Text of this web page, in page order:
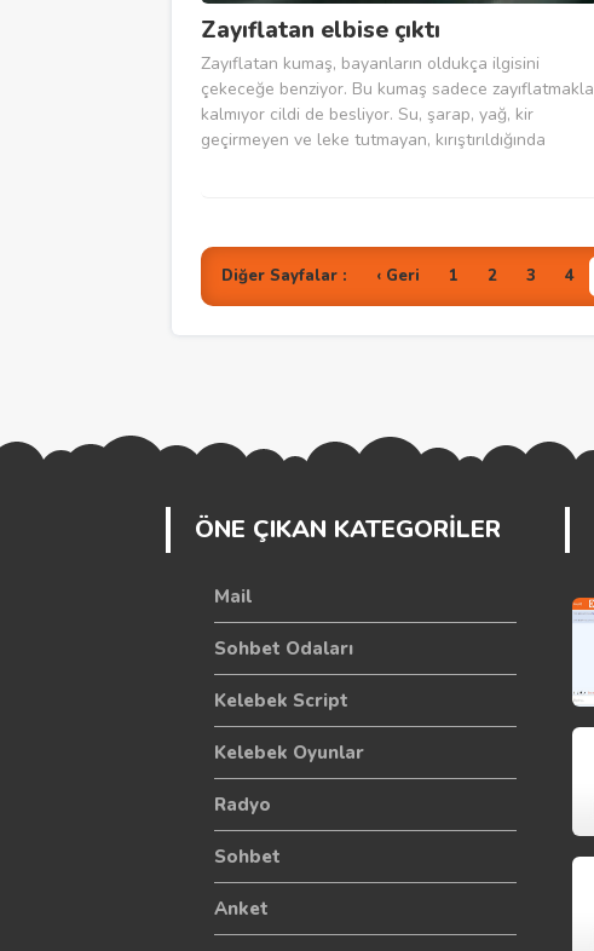
Zayıflatan elbise çıktı
Zayıflatan kumaş, bayanların oldukça ilgisini
çekeceğe benziyor. Bu kumaş sadece zayıflatmakla
kalmıyor cildi de besliyor. Su, şarap, yağ, kir
geçirmeyen ve leke tutmayan, kırıştırıldığında
Diğer Sayfalar : ‹ Geri 1 2 3 4
ÖNE ÇIKAN KATEGORİLER
Mail
Sohbet Odaları
Kelebek Script
Kelebek Oyunlar
Radyo
Sohbet
Anket